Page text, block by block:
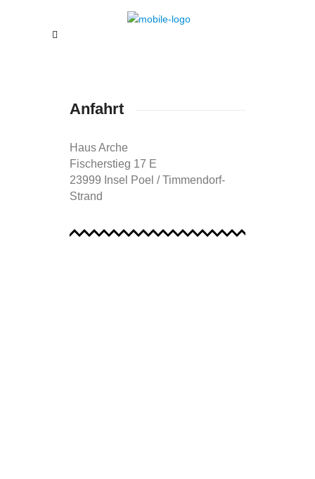
Anfahrt
Haus Arche
Fischerstieg 17 E
23999 Insel Poel / Timmendorf-
Strand